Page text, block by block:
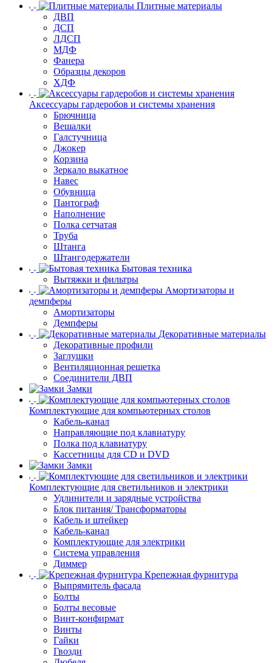
Плитные материалы
ДВП
ДСП
ЛДСП
МДФ
Фанера
Образцы декоров
ХДФ
Аксессуары гардеробов и системы хранения
Брючница
Вешалки
Галстучница
Джокер
Корзина
Зеркало выкатное
Навес
Обувница
Пантограф
Наполнение
Полка сетчатая
Труба
Штанга
Штангодержатели
Бытовая техника
Вытяжки и фильтры
Амортизаторы и
демпферы
Амортизаторы
Демпферы
Декоративные материалы
Декоративные профили
Заглушки
Вентиляционная решетка
Соединители ДВП
Замки
Комплектующие для компьютерных столов
Кабель-канал
Направляющие под клавиатуру
Полка под клавиатуру
Кассетницы для CD и DVD
Замки
Комплектующие для светильников и электрики
Удлинители и зарядные устройства
Блок питания/ Трансформаторы
Кабель и штейкер
Кабель-канал
Комплектующие для электрики
Система управления
Диммер
Крепежная фурнитура
Выпрямитель фасада
Болты
Болты весовые
Винт-конфирмат
Винты
Гайки
Гвозди